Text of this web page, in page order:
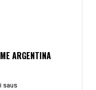
ARGENTINA
saus